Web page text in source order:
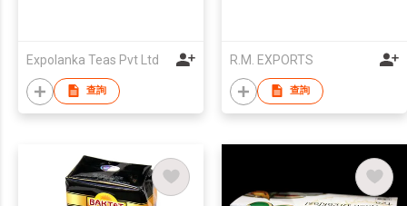
Expolanka Teas Pvt Ltd
查詢
R.M. EXPORTS
查詢